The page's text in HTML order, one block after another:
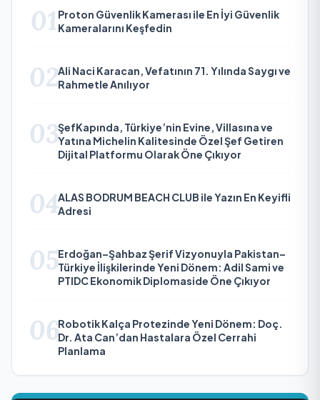
01 Proton Güvenlik Kamerası ile En İyi Güvenlik
Kameralarını Keşfedin
02Ali Naci Karacan, Vefatının 71. Yılında Saygı ve
Rahmetle Anılıyor
03ŞefKapında, Türkiye’nin Evine, Villasına ve
Yatına Michelin Kalitesinde Özel Şef Getiren
Dijital Platformu Olarak Öne Çıkıyor
04ALAS BODRUM BEACH CLUB ile Yazın En Keyifli
Adresi
05Erdoğan–Şahbaz Şerif Vizyonuyla Pakistan–
Türkiye İlişkilerinde Yeni Dönem: Adil Sami ve
PTIDC Ekonomik Diplomaside Öne Çıkıyor
06Robotik Kalça Protezinde Yeni Dönem: Doç.
Dr. Ata Can’dan Hastalara Özel Cerrahi
Planlama